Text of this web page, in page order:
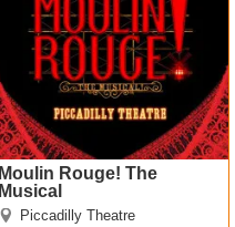
Moulin Rouge! The
Musical
Piccadilly Theatre